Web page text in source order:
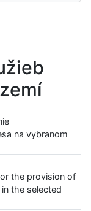
na vybranom
the provision of
the selected